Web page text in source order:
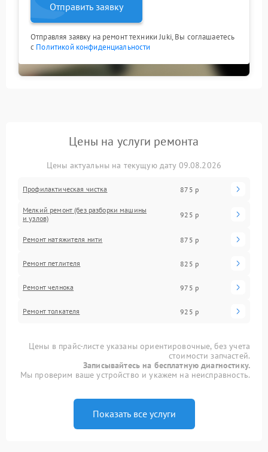
Отправить заявку
Отправляя заявку на ремонт техники Juki, Вы соглашаетесь
с Политикой конфиденциальности
Цены на услуги ремонта
Цены актуальны на текущую дату 09.08.2026
Профилактическая чистка 875 р
Мелкий ремонт (без разборки машины
и узлов)
925 р
Ремонт натяжителя нити 875 р
Ремонт петлителя 825 р
Ремонт челнока 975 р
Ремонт толкателя 925 р
Цены в прайс-листе указаны ориентировочные, без учета
стоимости запчастей.
Записывайтесь на бесплатную диагностику.
Мы проверим ваше устройство и укажем на неисправность.
Показать все услуги